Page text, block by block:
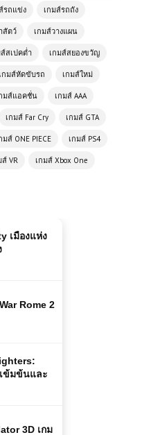
รถแข่ง เกมส์รถถัง
สัตว์ เกมส์วางแผน
สเปคต่ำ เกมส์สยองขวัญ
กมส์หัดขับรถ เกมส์ใหม่
มส์แอคชั่น เกมส์ AAA
เกมส์ Far Cry เกมส์ GTA
มส์ ONE PIECE เกมส์ PS4
VR เกมส์ Xbox One
Driver เกม
Auto
ม่ควร
การขับขี